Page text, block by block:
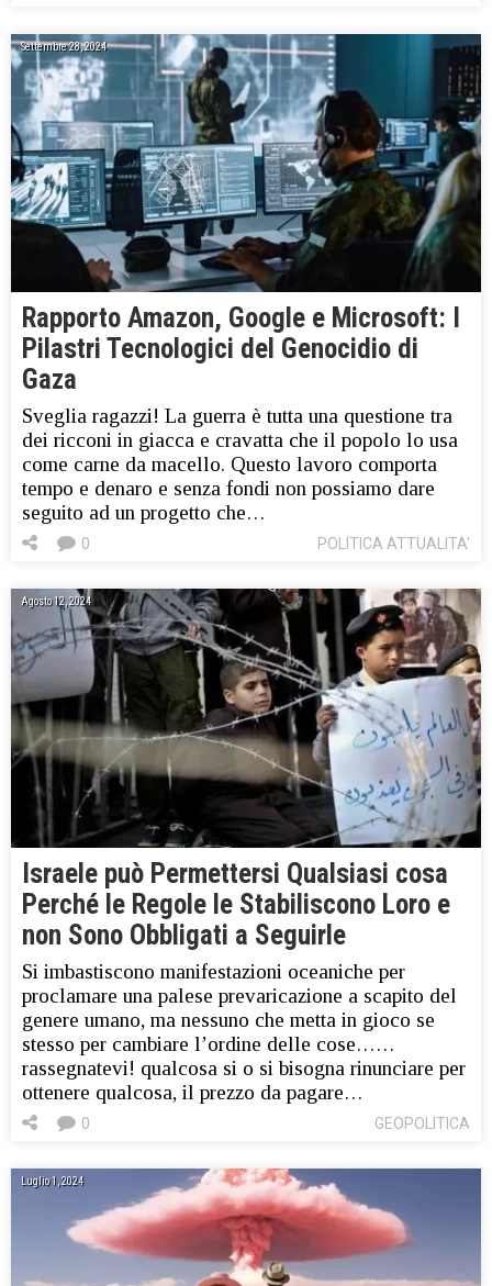
Settembre 28, 2024
Rapporto Amazon, Google e Microsoft: I
Pilastri Tecnologici del Genocidio di
Gaza
Sveglia ragazzi! La guerra è tutta una questione tra
dei ricconi in giacca e cravatta che il popolo lo usa
come carne da macello. Questo lavoro comporta
tempo e denaro e senza fondi non possiamo dare
seguito ad un progetto che…
POLITICA ATTUALITA'
0
Agosto 12, 2024
Israele può Permettersi Qualsiasi cosa
Perché le Regole le Stabiliscono Loro e
non Sono Obbligati a Seguirle
Si imbastiscono manifestazioni oceaniche per
proclamare una palese prevaricazione a scapito del
genere umano, ma nessuno che metta in gioco se
stesso per cambiare l’ordine delle cose……
rassegnatevi! qualcosa si o si bisogna rinunciare per
ottenere qualcosa, il prezzo da pagare…
GEOPOLITICA
0
Luglio 1, 2024